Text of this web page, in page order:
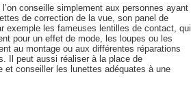
l’on conseille simplement aux personnes ayant
de correction de la vue, son panel de
exemple les fameuses lentilles de contact, qui
pour un effet de mode, les loupes ou les
au montage ou aux différentes réparations
Il peut aussi réaliser à la place de
et conseiller les lunettes adéquates à une